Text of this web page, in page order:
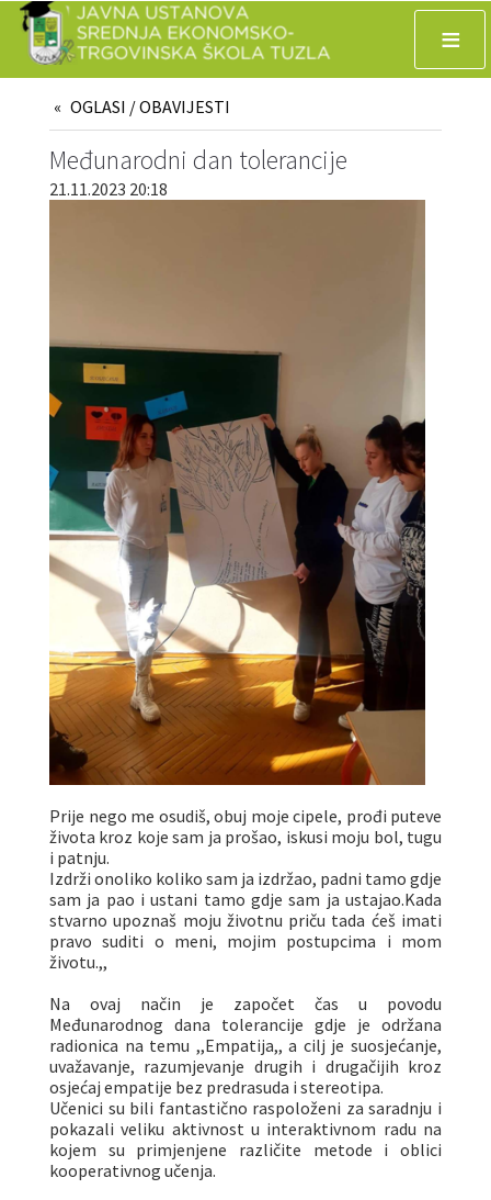
≡
OGLASI / OBAVIJESTI
Međunarodni dan tolerancije
21.11.2023 20:18
Prije nego me osudiš, obuj moje cipele, prođi puteve
života kroz koje sam ja prošao, iskusi moju bol, tugu
i patnju.
Izdrži onoliko koliko sam ja izdržao, padni tamo gdje
sam ja pao i ustani tamo gdje sam ja ustajao.Kada
stvarno upoznaš moju životnu priču tada ćeš imati
pravo suditi o meni, mojim postupcima i mom
životu.,,
Na ovaj način je započet čas u povodu
Međunarodnog dana tolerancije gdje je održana
radionica na temu ,,Empatija,, a cilj je suosjećanje,
uvažavanje, razumjevanje drugih i drugačijih kroz
osjećaj empatije bez predrasuda i stereotipa.
Učenici su bili fantastično raspoloženi za saradnju i
pokazali veliku aktivnost u interaktivnom radu na
kojem su primjenjene različite metode i oblici
kooperativnog učenja.